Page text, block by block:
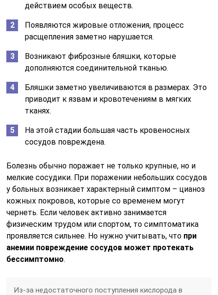
действием особых веществ.
Появляются жировые отложения, процесс
расщепления заметно нарушается.
Возникают фиброзные бляшки, которые
дополняются соединительной тканью.
Бляшки заметно увеличиваются в размерах. Это
приводит к язвам и кровотечениям в мягких
тканях.
На этой стадии большая часть кровеносных
сосудов повреждена.
Болезнь обычно поражает не только крупные, но и
мелкие сосудики. При поражении небольших сосудов
у больных возникает характерный симптом – цианоз
кожных покровов, которые со временем могут
чернеть. Если человек активно занимается
физическим трудом или спортом, то симптоматика
проявляется сильнее. Но нужно учитывать, что при
анемии повреждение сосудов может протекать
бессимптомно.
Из-за недостаточного поступления кислорода в